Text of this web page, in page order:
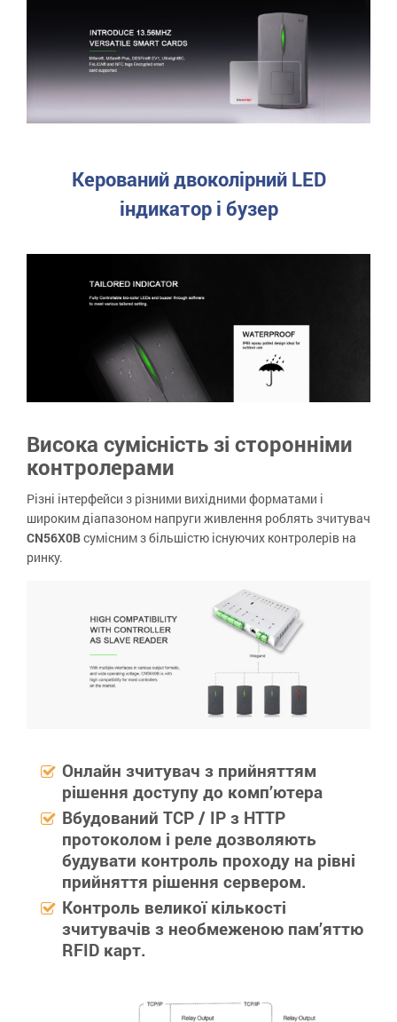
Керований двоколірний LED
індикатор і бузер
Висока сумісність зі сторонніми
контролерами
Різні інтерфейси з різними вихідними форматами і
широким діапазоном напруги живлення роблять зчитувач
CN56X0Bсумісним з більшістю існуючих контролерів на
ринку.
Онлайн зчитувач з прийняттям
рішення доступу до комп’ютера
Вбудований TCP / IP з HTTP
протоколом і реле дозволяють
будувати контроль проходу на рівні
прийняття рішення сервером.
Контроль великої кількості
зчитувачів з необмеженою пам’яттю
RFID карт.